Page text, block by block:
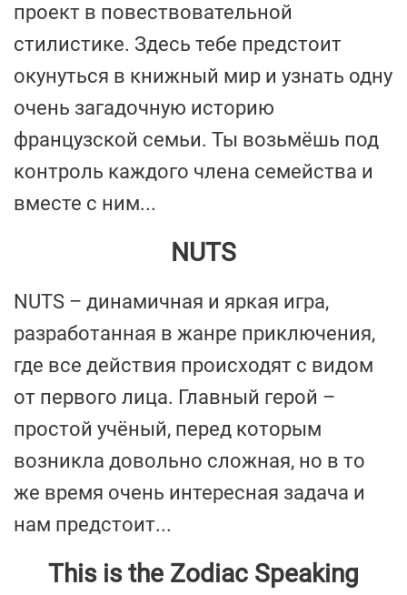
проект в повествовательной
стилистике. Здесь тебе предстоит
окунуться в книжный мир и узнать одну
очень загадочную историю
французской семьи. Ты возьмёшь под
контроль каждого члена семейства и
вместе с ним...
NUTS
NUTS – динамичная и яркая игра,
разработанная в жанре приключения,
где все действия происходят с видом
от первого лица. Главный герой –
простой учёный, перед которым
возникла довольно сложная, но в то
же время очень интересная задача и
нам предстоит...
This is the Zodiac Speaking